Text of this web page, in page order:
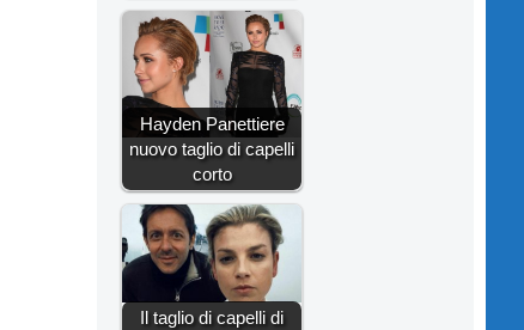
Hayden Panettiere
nuovo taglio di capelli
corto
Il taglio di capelli di